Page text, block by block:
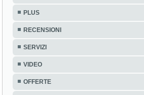
PLUS
RECENSIONI
SERVIZI
VIDEO
OFFERTE